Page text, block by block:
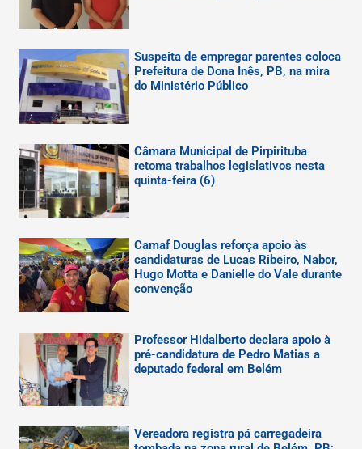
Suspeita de empregar parentes coloca
Prefeitura de Dona Inês, PB, na mira
do Ministério Público
Câmara Municipal de Pirpirituba
retoma trabalhos legislativos nesta
quinta-feira (6)
Camaf Douglas reforça apoio às
candidaturas de Lucas Ribeiro, Nabor,
Hugo Motta e Danielle do Vale durante
convenção
Professor Hidalberto declara apoio à
pré-candidatura de Pedro Matias a
deputado federal em Belém
Vereadora registra pá carregadeira